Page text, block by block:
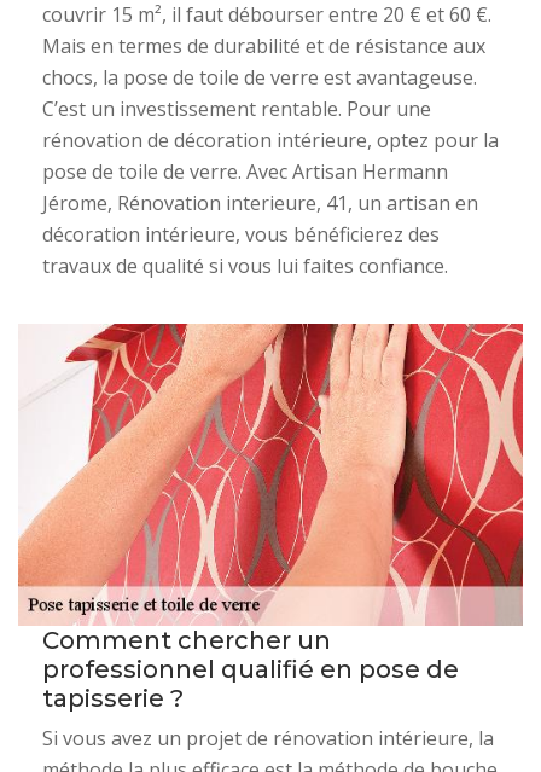
couvrir 15 m², il faut débourser entre 20 € et 60 €.
Mais en termes de durabilité et de résistance aux
chocs, la pose de toile de verre est avantageuse.
C’est un investissement rentable. Pour une
rénovation de décoration intérieure, optez pour la
pose de toile de verre. Avec Artisan Hermann
Jérome, Rénovation interieure, 41, un artisan en
décoration intérieure, vous bénéficierez des
travaux de qualité si vous lui faites confiance.
Comment chercher un
professionnel qualifié en pose de
tapisserie ?
Si vous avez un projet de rénovation intérieure, la